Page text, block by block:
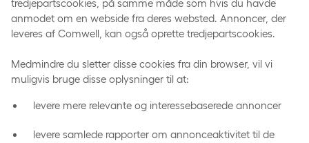
tredjepartscookies, på samme måde som hvis du havde
anmodet om en webside fra deres websted. Annoncer, der
leveres af Comwell, kan også oprette tredjepartscookies.
Medmindre du sletter disse cookies fra din browser, vil vi
muligvis bruge disse oplysninger til at:
levere mere relevante og interessebaserede annoncer
levere samlede rapporter om annonceaktivitet til de